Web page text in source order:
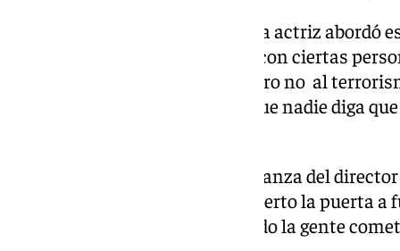
En la presentación de su libro, la actriz abordó
acordaba, podían no ser justas con ciertas
los musulmanes los respeto, pero no al
comentado, no voy a permitir que nadie diga
La actriz ha recuperado la confianza del
Sarandos, quien también ha abierto la puerta
«Hay que ser benevolente cuando la gente